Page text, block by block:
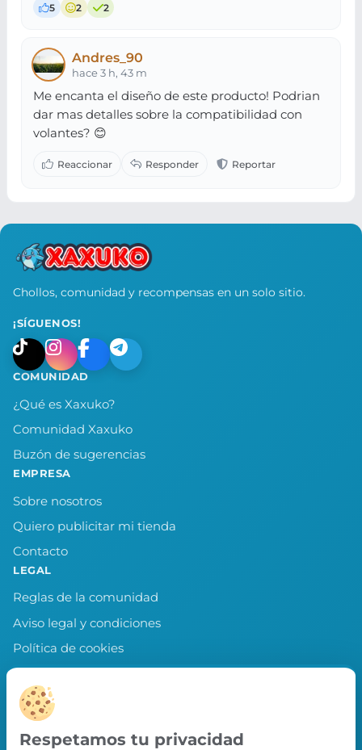
5 2 2
Andres_90
hace 3 h, 43 m
Me encanta el diseño de este producto! Podrian
dar mas detalles sobre la compatibilidad con
volantes? 😊
Chollos, comunidad y recompensas en un solo sitio.
¡SÍGUENOS!
COMUNIDAD
¿Qué es Xaxuko?
Comunidad Xaxuko
Buzón de sugerencias
EMPRESA
Sobre nosotros
Quiero publicitar mi tienda
Contacto
LEGAL
Reglas de la comunidad
Aviso legal y condiciones
Política de cookies
Política de privacidad
Preferencias de cookies
LLEVA XAXUKO CONTIGO
Respetamos tu privacidad